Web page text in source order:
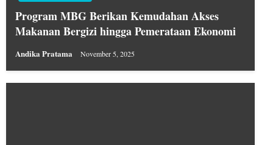
Program MBG Berikan Kemudahan Akses
Makanan Bergizi hingga Pemerataan Ekonomi
Andika Pratama November 5, 2025